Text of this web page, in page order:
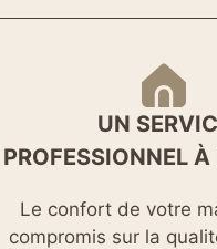
UN
PROFESSIONNEL
Le confort de votre
compromis sur la